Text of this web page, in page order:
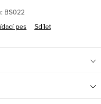
BS022
pes Sdílet